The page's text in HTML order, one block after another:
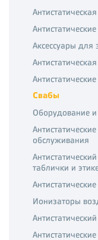
Аксессуары для
Свабы
Оборудование и
обслуживания
таблички и
Ионизаторы